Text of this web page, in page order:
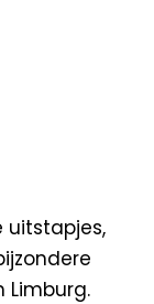
uitstapjes,
Limburg.